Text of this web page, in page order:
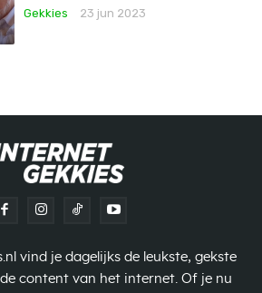
Gekkies
23 jun 2023
vind je dagelijks de leukste, gekste
content van het internet. Of je nu